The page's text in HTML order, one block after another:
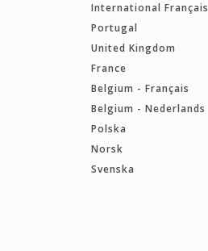
International Français
Portugal
United Kingdom
France
Belgium - Français
Belgium - Nederlands
Polska
Norsk
Svenska